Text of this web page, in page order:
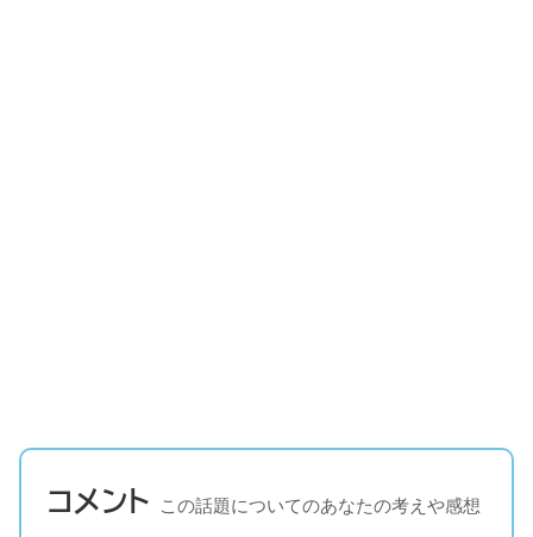
コメント この話題についてのあなたの考えや感想